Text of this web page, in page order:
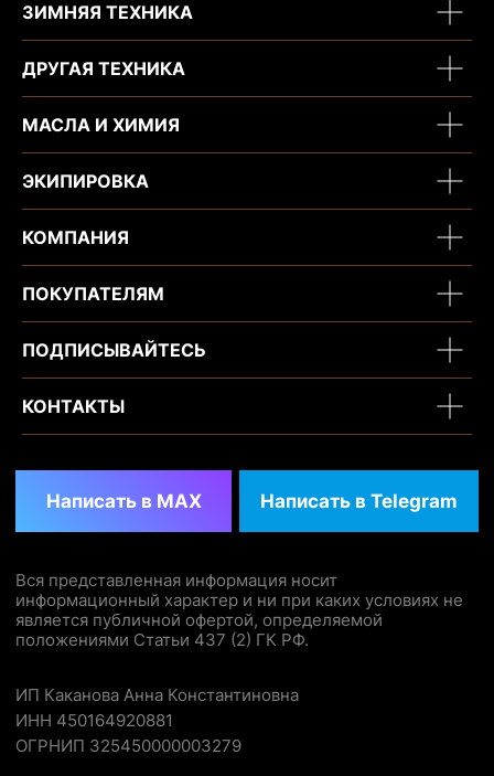
ЗИМНЯЯ ТЕХНИКА
ДРУГАЯ ТЕХНИКА
МАСЛА И ХИМИЯ
ЭКИПИРОВКА
КОМПАНИЯ
ПОКУПАТЕЛЯМ
ПОДПИСЫВАЙТЕСЬ
КОНТАКТЫ